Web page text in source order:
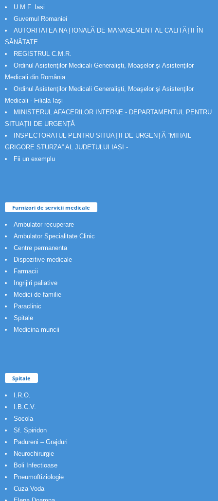
U.M.F. Iasi
Guvernul Romaniei
AUTORITATEA NAȚIONALĂ DE MANAGEMENT AL CALITĂȚII ÎN
SĂNĂTATE
REGISTRUL C.M.R.
Ordinul Asistenţilor Medicali Generalişti, Moaşelor şi Asistenţilor
Medicali din România
Ordinul Asistenţilor Medicali Generalişti, Moaşelor şi Asistenţilor
Medicali - Filiala Iași
MINISTERUL AFACERILOR INTERNE - DEPARTAMENTUL PENTRU
SITUAȚII DE URGENȚĂ
INSPECTORATUL PENTRU SITUAȚII DE URGENȚĂ “MIHAIL
GRIGORE STURZA” AL JUDETULUI IAȘI -
Fii un exemplu
Furnizori de servicii medicale
Ambulator recuperare
Ambulator Specialitate Clinic
Centre permanenta
Dispozitive medicale
Farmacii
Ingrijiri paliative
Medici de familie
Paraclinic
Spitale
Medicina muncii
Spitale
I.R.O.
I.B.C.V.
Socola
Sf. Spiridon
Padureni – Grajduri
Neurochirurgie
Boli Infectioase
Pneumoftiziologie
Cuza Voda